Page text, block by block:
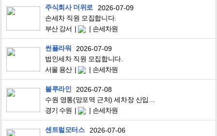
주식회사 더위로
2026-07-09
손세차 직원 모집합니다.
부산 강서
손세차원
썬플라워
2026-07-09
법인세차 직원 모집합니다.
서울 용산
손세차원
블루라인
2026-07-08
경기 수원
손세차원
센트럴모터스
2026-07-06